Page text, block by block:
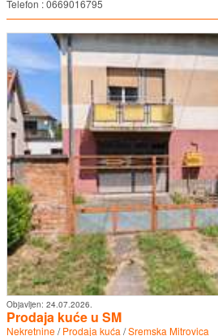
Telefon : 0669016795
Objavljen: 24.07.2026.
Prodaja kuće u SM
Nekretnine/Prodaja kuća /Sremska Mitrovica